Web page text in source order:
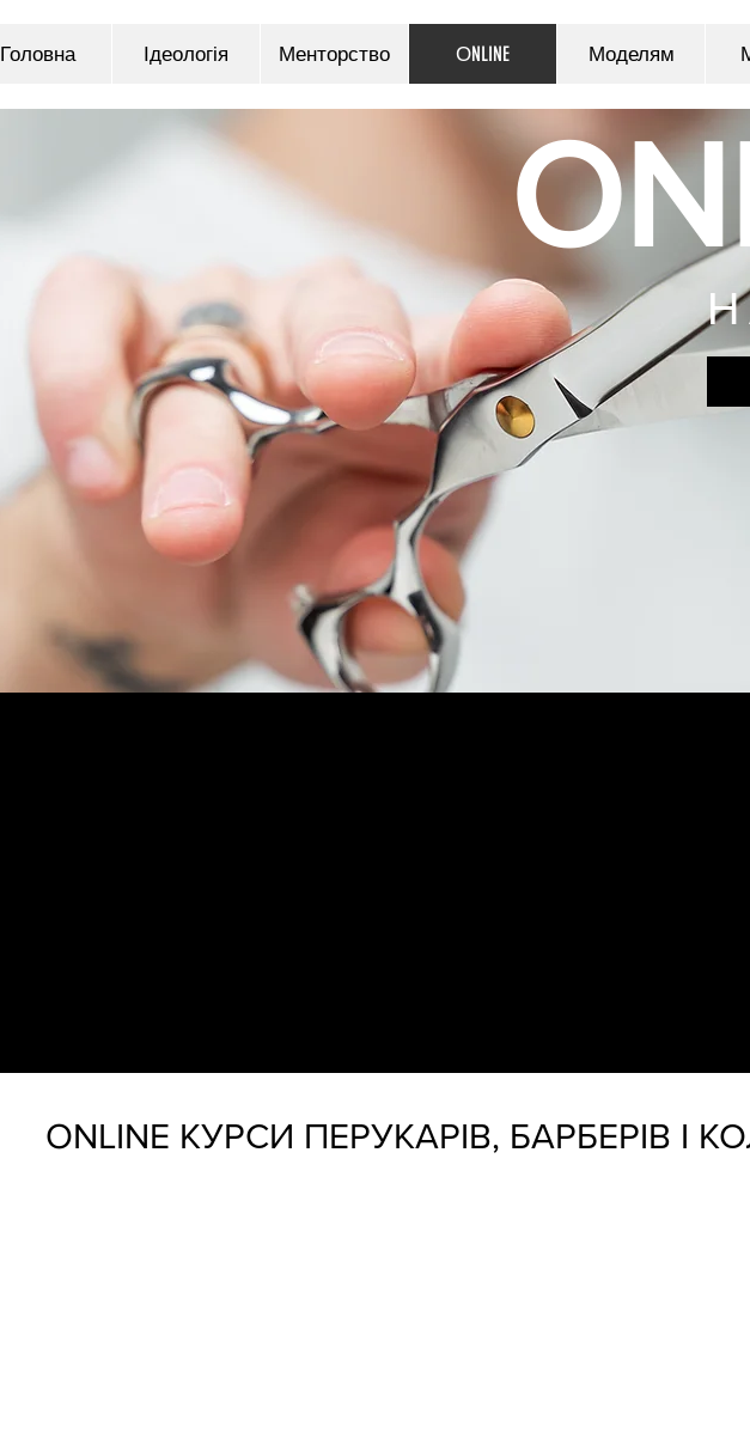
Головна Ідеологія Менторство ОNLINE Моделям
ONLINE КУРСИ ПЕРУКАРІВ, БАРБЕРІВ І